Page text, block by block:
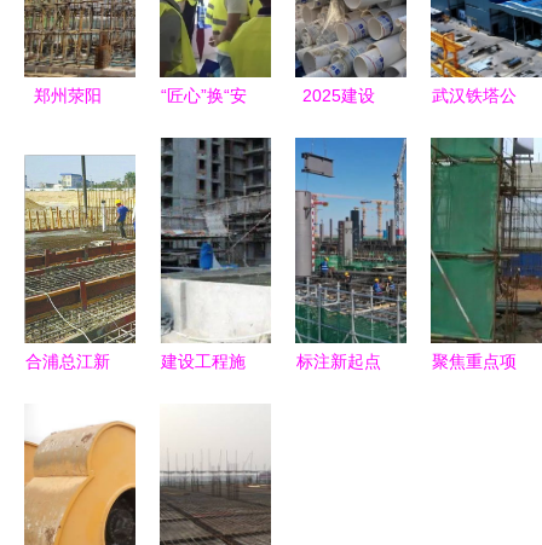
郑州荥阳
目建设“加
速度”，建
设工程施工
彰显新活力
“匠心”换“安
碧桂园·钻
石湾“工地
开放日”活
动圆满结束
2025建设
牌展商一览
武汉铁塔公
批‘无废工
厂’榜单 以
绿色施工铸
就城市新标
杆
合浦总江新
展顺利，建
成后将惠及
25万居民
建设工程施
范问答
标注新起点
聚焦重点项